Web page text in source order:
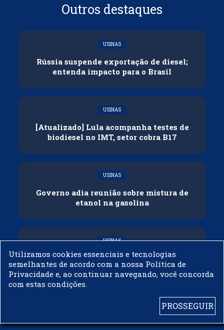
Outros destaques
USINAS
Rússia suspende exportação de diesel;
entenda impacto para o Brasil
USINAS
[Atualizado] Lula acompanha testes de
biodiesel no IMT, setor cobra B17
USINAS
Governo adia reunião sobre mistura de
etanol na gasolina
USINAS
CNPE veda importação de biodiesel
Utilizamos cookies essenciais e tecnologias
semelhantes de acordo com a nossa Política de
Privacidade e, ao continuar navegando, você concorda
com estas condições.
PROSSEGUIR